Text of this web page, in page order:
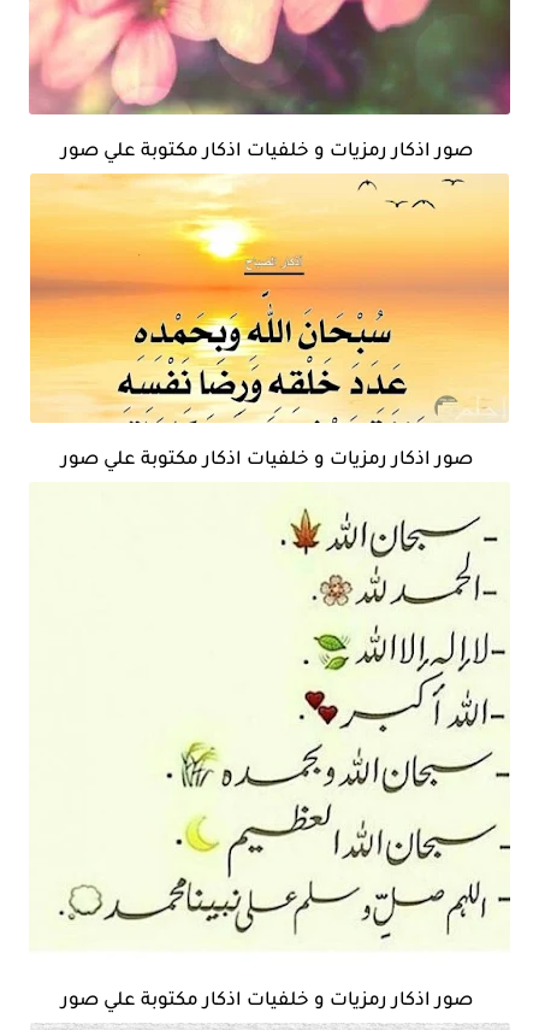
صور اذكار رمزيات و خلفيات اذكار مكتوبة علي صور
صور اذكار رمزيات و خلفيات اذكار مكتوبة علي صور
صور اذكار رمزيات و خلفيات اذكار مكتوبة علي صور